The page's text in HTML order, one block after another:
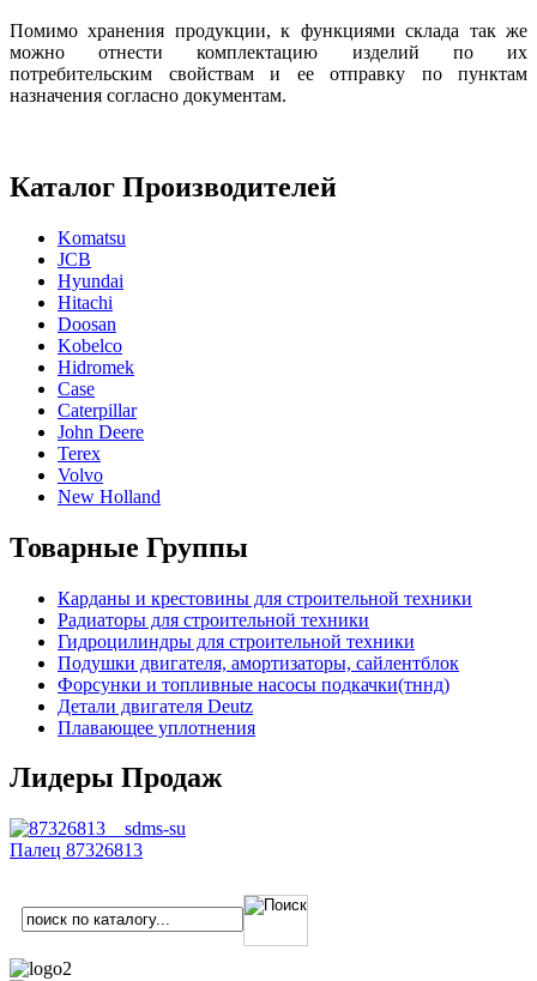
Помимо хранения продукции, к функциями склада так же
можно отнести комплектацию изделий по их
потребительским свойствам и ее отправку по пунктам
назначения согласно документам.
Каталог Производителей
Komatsu
JCB
Hyundai
Hitachi
Doosan
Kobelco
Hidromek
Case
Caterpillar
John Deere
Terex
Volvo
New Holland
Товарные Группы
Карданы и крестовины для строительной техники
Радиаторы для строительной техники
Гидроцилиндры для строительной техники
Подушки двигателя, амортизаторы, сайлентблок
Форсунки и топливные насосы подкачки(тннд)
Детали двигателя Deutz
Плавающее уплотнения
Лидеры Продаж
Палец 87326813